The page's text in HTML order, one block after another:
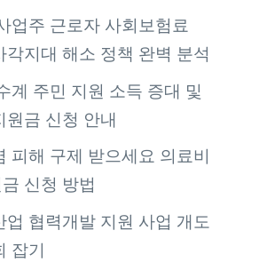
업주 근로자 사회보험료
각지대 해소 정책 완벽 분석
계 주민 지원 소득 증대 및
원금 신청 안내
피해 구제 받으세요 의료비
신청 방법
업 협력개발 지원 사업 개도
잡기